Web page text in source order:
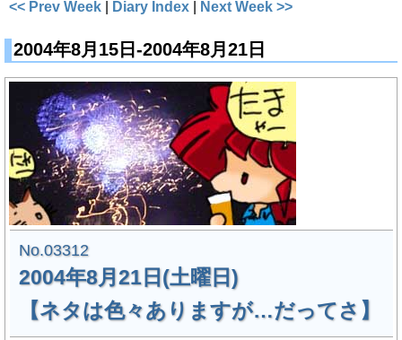
<< Prev Week | Diary Index | Next Week >>
2004年8月15日-2004年8月21日
No.03312
2004年8月21日(土曜日)
【ネタは色々ありますが…だってさ】